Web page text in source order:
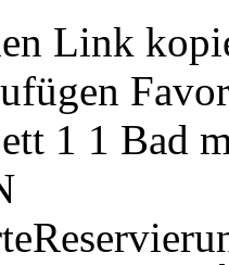
können. Buchen Sie jetzt Ihren Aufenthalt im Studio Tropical Moana Cottage und lassen Sie sich vom bezaubernden Charme von Moorea verführen. Die Essentials: - Klimatisierte und komfortable Unterkunft - Strandzugang - Paddel - Grill - Bewaldeter und blühender Garten Jede Buchung unterliegt obligatorisch der uneingeschränkten Akzeptanz unserer Allgemeinen Geschäftsbedingungen, die auf unserer Website REVA Dreams durch Anklicken der Allgemeinen Geschäftsbedingungen sichtbar sind. Weitere Details Details verbergen Verteilung der Schlafzimmer Gemeinsam genutzte Räume 1 Queensize-Bett Eigenschaften Garten Terrasse Internet Klimaanlage Offene Küche (gemixt: gas und elektrisch) Kühlschrank Mikrowelle Geschirr/Besteck Kochutensilien Kaffeemaschine Toaster Wasserkocher Badezimmer 1 Bad mit Dusche 1 WC Shampoo Duschgel Badezimmerausstattung (kostenlose Toilettenartikel) Aussicht Garten Berge Standort Zugang durch die Bucht Allgemeine Daten 1 Fernseher Garten Gartenmöbel Umzäuntes Grundstück Terrasse Waschmaschine Internet Internet WLAN Haartrockner Tischtennisplatte 25 m² Wohnfläche 800 m² Grundstücksfläche Klimaanlage in der ganzen Unterkunft Parkplatz im Freien auf dem Grundstück 1 Ventilator Zugang zum Strand Ökotourismus Kinder sind herzlich willkommen Fotografie Strand Tauchen Tauchen oder Schnorcheln Schnorcheln Klimaanlage individuell pro Zimmer steuerbar Paddelbootfahren Klimaregelung Gepäckabgabe erlaubt Gepäckaufbewahrung Hausmeisterschalter Shampoo Duschgel Badezimmerausstattung Badezimmerausstattung Kostenlose Toilettenartikel Mehr anzeigen Weniger anzeigen Mehr Eigenschaften anzeigen Weniger Eigenschaften anzeigen Verbindliche oder inbegriffene Leistungen Buchungsgebühren: 6 % der Buchung Endreinigung: 47,10 € /Buchung Handtücher: inklusive Internetzugang: inklusive Parkplatz im Freien: inklusive Sonstige Leistungen Bettwäsche: inklusive Dreams Extensions: inklusive Dreams